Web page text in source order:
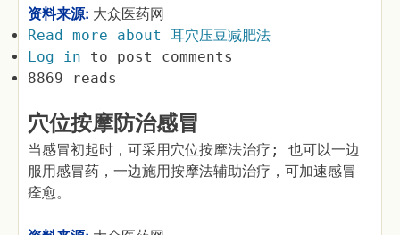
资料来源: 大众医药网
Read more about 耳穴压豆减肥法
Log in to post comments
8869 reads
穴位按摩防治感冒
当感冒初起时，可采用穴位按摩法治疗; 也可以一边
服用感冒药，一边施用按摩法辅助治疗，可加速感冒
痊愈。